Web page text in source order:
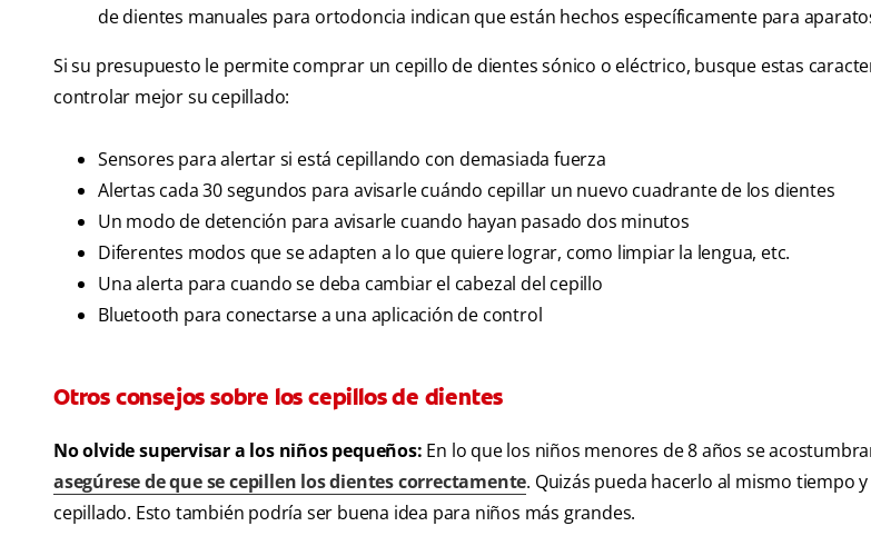
de dientes manuales para ortodoncia indican que están hechos específicamente para
Si su presupuesto le permite comprar un cepillo de dientes sónico o eléctrico, busque estas
controlar mejor su cepillado:
Sensores para alertar si está cepillando con demasiada fuerza
Alertas cada 30 segundos para avisarle cuándo cepillar un nuevo cuadrante de los dientes
Un modo de detención para avisarle cuando hayan pasado dos minutos
Diferentes modos que se adapten a lo que quiere lograr, como limpiar la lengua, etc.
Una alerta para cuando se deba cambiar el cabezal del cepillo
Bluetooth para conectarse a una aplicación de control
Otros consejos sobre los cepillos de dientes
No olvide supervisar a los niños pequeños: En lo que los niños menores de 8 años se
asegúrese de que se cepillen los dientes correctamente. Quizás pueda hacerlo al mismo tiempo
cepillado. Esto también podría ser buena idea para niños más grandes.